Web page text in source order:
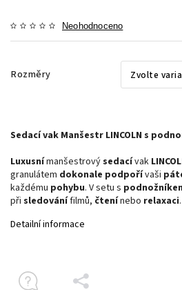
Neohodnoceno
Rozměry
Sedací vak Manšestr LINCOLN s
Luxusnímanšestrovýsedacívak
granulátem dokonale podpořívaši
každému pohybu. V setu s
při sledovánífilmů, čtenínebo relaxaci.
Detailní informace